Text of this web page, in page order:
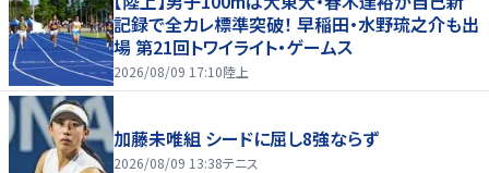
記録で全カレ標準突破！ 早稲田・水野琉之介も出
場 第21回トワイライト・ゲームス
2026/08/09 17:10陸上
加藤未唯組 シードに屈し8強ならず
2026/08/09 13:38テニス